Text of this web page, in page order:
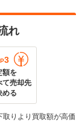
れ
3
額を
て売却先
める
りより買取額が高価